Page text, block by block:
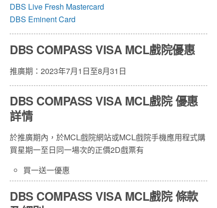
DBS Live Fresh Mastercard
DBS Eminent Card
DBS COMPASS VISA MCL戲院優惠
推廣期：2023年7月1日至8月31日
DBS COMPASS VISA MCL戲院 優惠
詳情
於推廣期內，於MCL戲院網站或MCL戲院手機應用程式購
買星期一至日同一場次的正價2D戲票有
買一送一優惠
DBS COMPASS VISA MCL戲院 條款